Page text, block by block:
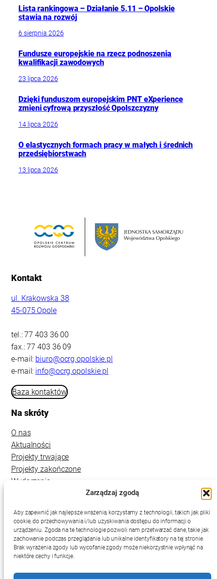
Zarządzaj zgodą
Aby zapewnić jak najlepsze wrażenia, korzystamy z technologii, takich jak pliki
cookie, do przechowywania i/lub uzyskiwania dostępu do informacji o
urządzeniu. Zgoda na te technologie pozwoli nam przetwarzać dane, takie jak
zachowanie podczas przeglądania lub unikalne identyfikatory na tej stronie.
Brak wyrażenia zgody lub wycofanie zgody może niekorzystnie wpłynąć na
niektóre cechy i funkcje.
Lista rankingowa – Działanie 5.11 – Opolskie
stawia na rozwój
6 sierpnia 2026
Fundusze europejskie na rzecz podnoszenia
kwalifikacji zawodowych
23 lipca 2026
Dzięki funduszom europejskim PNT eXperience
zmieni cyfrową przyszłość Opolszczyzny
14 lipca 2026
O elastycznych formach pracy w małych i średnich
przedsiębiorstwach
13 lipca 2026
Kontakt
ul. Krakowska 38
45-075 Opole
tel.: 77 403 36 00
fax.: 77 403 36 09
e-mail: biuro@ocrg.opolskie.pl
e-mail: info@ocrg.opolskie.pl
Baza kontaktów
Na skróty
O nas
Aktualności
Projekty trwające
Projekty zakończone
Wydarzenia